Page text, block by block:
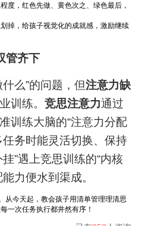
度，红色先做、黄色次之、绿色最后，
掉，给孩子视觉化的成就感，激励继续
管齐下
么”的问题，但注意力缺
训练。 竞思注意力通过
训练大脑的“注意力分配
任务时能灵活切换、保持
”遇上竞思训练的“内核
力便水到渠成。
从今天起，教会孩子用清单管理理清思
一次任务执行都井然有序！